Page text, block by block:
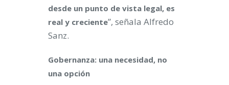
desde un punto de vista legal, es
real y creciente”, señala Alfredo
Sanz.
Gobernanza: una necesidad, no
una opción